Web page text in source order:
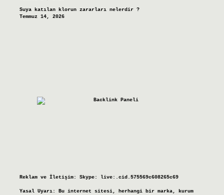
Suya katılan klorun zararları nelerdir ?
Temmuz 14, 2026
Reklam ve İletişim: Skype: live:.cid.575569c608265c69
Yasal Uyarı:
Bu internet sitesi, herhangi bir marka, kurum